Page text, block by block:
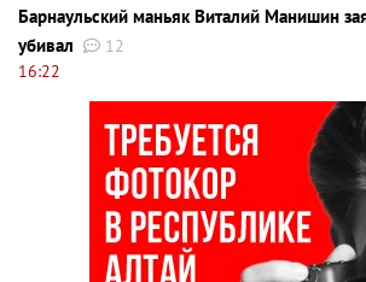
Барнаульский маньяк Виталий Манишин
убивал
12
16:22